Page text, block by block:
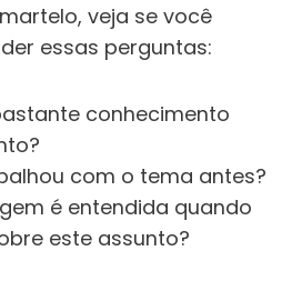
veja se você
essas perguntas:
conhecimento
com o tema antes?
é entendida quando
este assunto?